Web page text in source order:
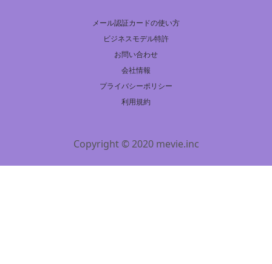
メール認証カードの使い方
ビジネスモデル特許
お問い合わせ
会社情報
プライバシーポリシー
利用規約
Copyright © 2020 mevie.inc